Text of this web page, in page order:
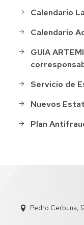
Calendario
Calendario
GUIA
Servicio de
Nuevos
Plan
Pedro Cerbuna,